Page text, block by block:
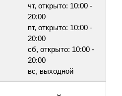
чт, открыто: 10:00 -
20:00
пт, открыто: 10:00 -
20:00
сб, открыто: 10:00 -
20:00
вс, выходной